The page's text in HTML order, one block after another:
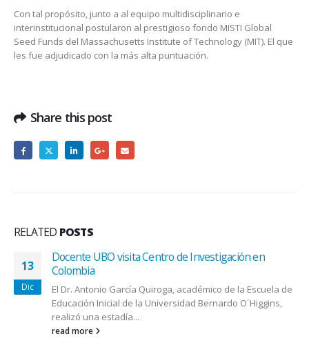
Con tal propósito, junto a al equipo multidisciplinario e
interinstitucional postularon al prestigioso fondo MISTI Global
Seed Funds del Massachusetts Institute of Technology (MIT). El que
les fue adjudicado con la más alta puntuación.
Share this post
RELATED POSTS
13
Dic
Docente UBO visita Centro de Investigación en
Colombia
El Dr. Antonio García Quiroga, académico de la Escuela de
Educación Inicial de la Universidad Bernardo O´Higgins,
realizó una estadía...
read more